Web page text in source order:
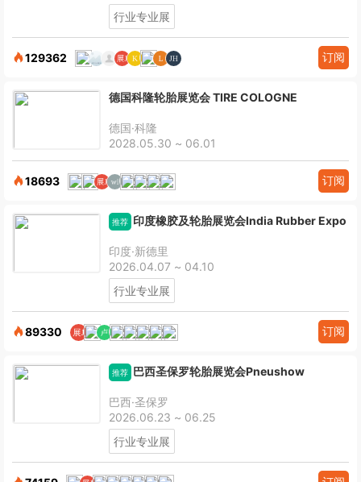
行业专业展
129362 订阅
德国科隆轮胎展览会 TIRE COLOGNE
德国·科隆
2028.05.30 ~ 06.01
18693 订阅
推荐 印度橡胶及轮胎展览会India Rubber Expo
印度·新德里
2026.04.07 ~ 04.10
行业专业展
89330 订阅
推荐 巴西圣保罗轮胎展览会Pneushow
巴西·圣保罗
2026.06.23 ~ 06.25
行业专业展